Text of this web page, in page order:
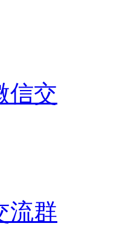
信交
流群